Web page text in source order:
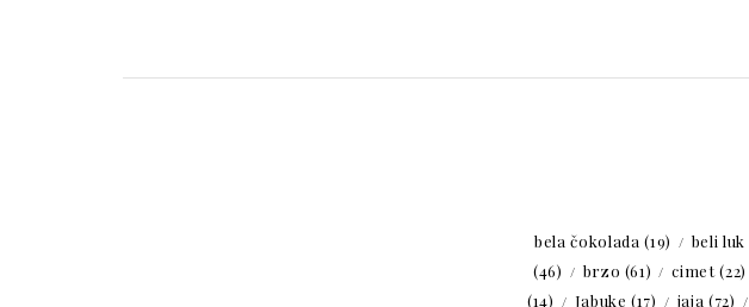
bela čokolada (19) beli luk
(46)
brzo (61) cimet(22)
(14)
Jabuke (17) jaja (72)